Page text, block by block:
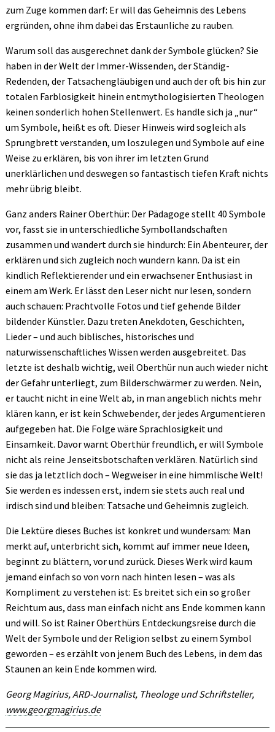
zum Zuge kommen darf: Er will das Geheimnis des Lebens
ergründen, ohne ihm dabei das Erstaunliche zu rauben.
Warum soll das ausgerechnet dank der Symbole glücken? Sie
haben in der Welt der Immer-Wissenden, der Ständig-
Redenden, der Tatsachengläubigen und auch der oft bis hin zur
totalen Farblosigkeit hinein entmythologisierten Theologen
keinen sonderlich hohen Stellenwert. Es handle sich ja „nur“
um Symbole, heißt es oft. Dieser Hinweis wird sogleich als
Sprungbrett verstanden, um loszulegen und Symbole auf eine
Weise zu erklären, bis von ihrer im letzten Grund
unerklärlichen und deswegen so fantastisch tiefen Kraft nichts
mehr übrig bleibt.
Ganz anders Rainer Oberthür: Der Pädagoge stellt 40 Symbole
vor, fasst sie in unterschiedliche Symbollandschaften
zusammen und wandert durch sie hindurch: Ein Abenteurer, der
erklären und sich zugleich noch wundern kann. Da ist ein
kindlich Reflektierender und ein erwachsener Enthusiast in
einem am Werk. Er lässt den Leser nicht nur lesen, sondern
auch schauen: Prachtvolle Fotos und tief gehende Bilder
bildender Künstler. Dazu treten Anekdoten, Geschichten,
Lieder – und auch biblisches, historisches und
naturwissenschaftliches Wissen werden ausgebreitet. Das
letzte ist deshalb wichtig, weil Oberthür nun auch wieder nicht
der Gefahr unterliegt, zum Bilderschwärmer zu werden. Nein,
er taucht nicht in eine Welt ab, in man angeblich nichts mehr
klären kann, er ist kein Schwebender, der jedes Argumentieren
aufgegeben hat. Die Folge wäre Sprachlosigkeit und
Einsamkeit. Davor warnt Oberthür freundlich, er will Symbole
nicht als reine Jenseitsbotschaften verklären. Natürlich sind
sie das ja letztlich doch – Wegweiser in eine himmlische Welt!
Sie werden es indessen erst, indem sie stets auch real und
irdisch sind und bleiben: Tatsache und Geheimnis zugleich.
Die Lektüre dieses Buches ist konkret und wundersam: Man
merkt auf, unterbricht sich, kommt auf immer neue Ideen,
beginnt zu blättern, vor und zurück. Dieses Werk wird kaum
jemand einfach so von vorn nach hinten lesen – was als
Kompliment zu verstehen ist: Es breitet sich ein so großer
Reichtum aus, dass man einfach nicht ans Ende kommen kann
und will. So ist Rainer Oberthürs Entdeckungsreise durch die
Welt der Symbole und der Religion selbst zu einem Symbol
geworden – es erzählt von jenem Buch des Lebens, in dem das
Staunen an kein Ende kommen wird.
Georg Magirius, ARD-Journalist, Theologe und Schriftsteller,
www.georgmagirius.de